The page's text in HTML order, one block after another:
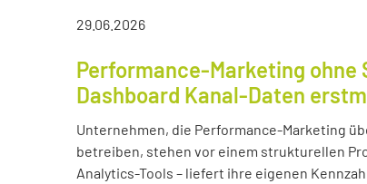
29.06.2026
Performance-Marketing ohne
Dashboard Kanal-Daten
Unternehmen, die Performance-Marketing
betreiben, stehen vor einem strukturellen
Analytics-Tools – liefert ihre eigenen